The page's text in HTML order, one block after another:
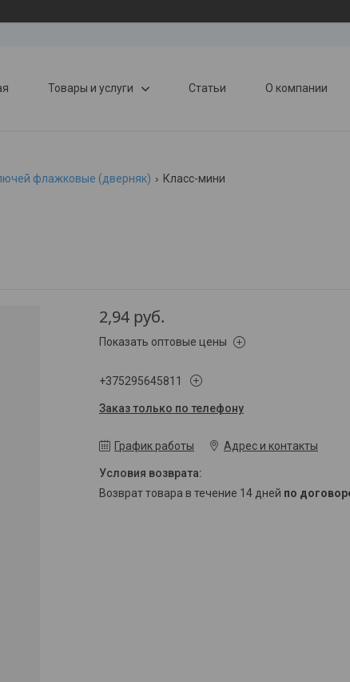
Товары и услуги Статьи О компании
флажковые (дверняк) Класс-мини
2,94 руб.
Показать оптовые цены
+375295645811
Заказ только по телефону
График работы Адрес и контакты
возврат товара в течение 14 дней по